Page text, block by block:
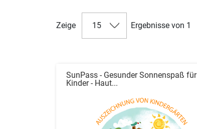
Zeige 15 Ergebnisse von 1
SunPass - Gesunder Sonnenspaß für
Kinder - Haut...